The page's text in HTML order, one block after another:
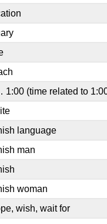
1:00 (time related to
language
man
woman
wish, wait for